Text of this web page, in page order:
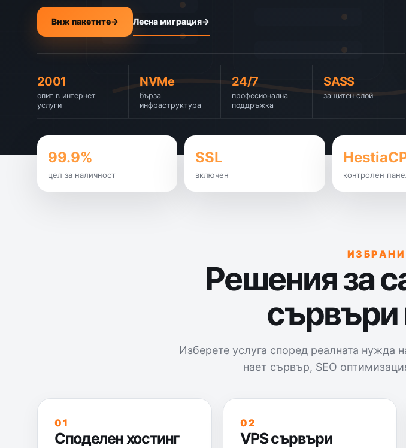
Виж пакетите→ Лесна миграция→
2001
опит в интернет
услуги
NVMe
бърза
инфраструктура
24/7
професионална
поддръжка
SASS
защитен слой
99.9%
цел за наличност
SSL
включен контролен
Решения за
сървъри
Изберете услуга според реалната нужда
нает сървър, SEO
01
Споделен хостинг
02
VPS сървъри